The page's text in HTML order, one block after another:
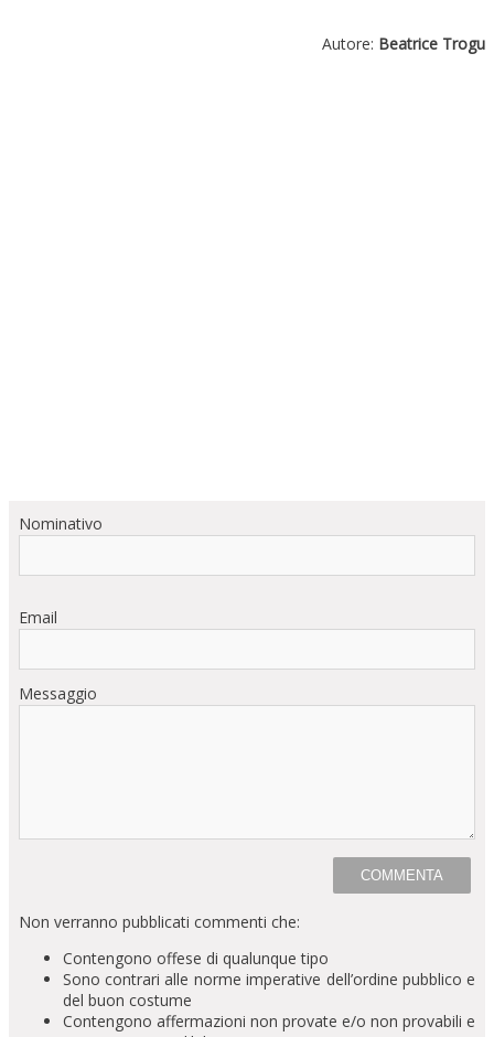
Autore: Beatrice Trogu
Nominativo
Email
Messaggio
Non verranno pubblicati commenti che:
Contengono offese di qualunque tipo
Sono contrari alle norme imperative dell’ordine pubblico e
del buon costume
Contengono affermazioni non provate e/o non provabili e